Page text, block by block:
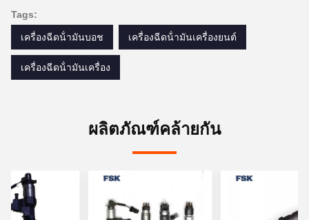
Tags:
เครื่องฉีดน้ํามันบอช เครื่องฉีดน้ํามันเครื่องยนต์
เครื่องฉีดน้ํามันเครื่อง
ผลิตภัณฑ์คล้ายกัน